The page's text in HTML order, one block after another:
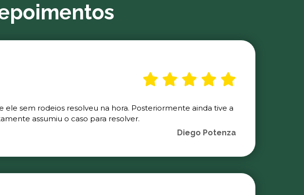
sem rodeios resolveu na hora. Posteriormente ainda tive a
assumiu o caso para resolver.
Diego Potenza